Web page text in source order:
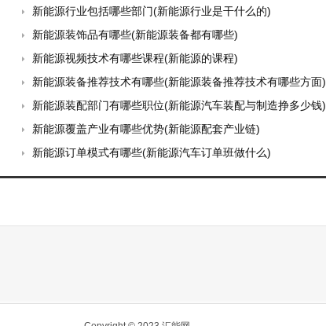
新能源行业包括哪些部门(新能源行业是干什么的)
新能源装饰品有哪些(新能源装备都有哪些)
新能源视频技术有哪些课程(新能源的课程)
新能源装备推荐技术有哪些(新能源装备推荐技术有哪些方面)
新能源装配部门有哪些职位(新能源汽车装配与制造挣多少钱)
新能源覆盖产业有哪些优势(新能源配套产业链)
新能源订单模式有哪些(新能源汽车订单班做什么)